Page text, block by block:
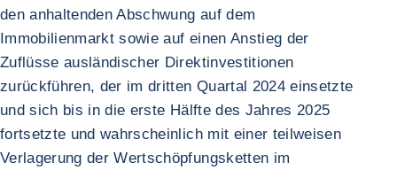
den anhaltenden Abschwung auf dem
Immobilienmarkt sowie auf einen Anstieg der
Zuflüsse ausländischer Direktinvestitionen
zurückführen, der im dritten Quartal 2024 einsetzte
und sich bis in die erste Hälfte des Jahres 2025
fortsetzte und wahrscheinlich mit einer teilweisen
Verlagerung der Wertschöpfungsketten im